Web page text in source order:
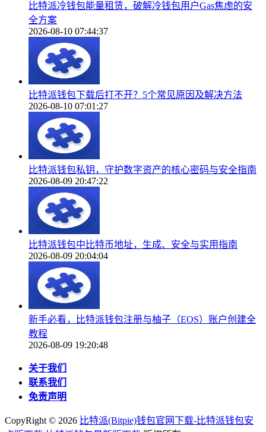
比特派冷钱包能量租赁，破解冷钱包用户Gas焦虑的安
全方案
2026-08-10 07:44:37
比特派钱包下载后打不开？5个常见原因及解决方法
2026-08-10 07:01:27
比特派钱包私钥，守护数字资产的核心密码与安全指南
2026-08-09 20:47:22
比特派钱包中比特币地址，生成、安全与实用指南
2026-08-09 20:04:04
新手必看，比特派钱包注册与柚子（EOS）账户创建全
教程
2026-08-09 19:20:48
关于我们
联系我们
免责声明
CopyRight © 2026 比特派(Bitpie)钱包官网下载-比特派钱包安